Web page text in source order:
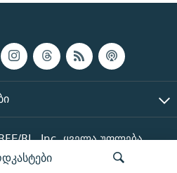
RL, Inc. ყველა უფლება